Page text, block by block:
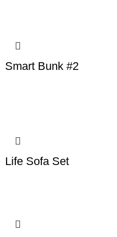
Smart Bunk #2
Life Sofa Set